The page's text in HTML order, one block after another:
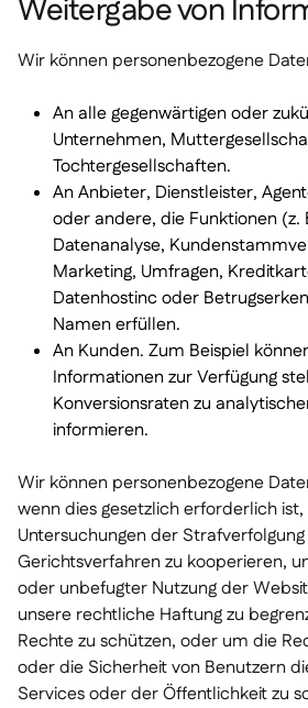
Weitergabe von
Wir können personenbezogene
An alle gegenwärtigen oder
Unternehmen,
Tochtergesellschaften.
An Anbieter, Dienstleister,
oder andere, die Funktionen (z.
Datenanalyse,
Marketing, Umfragen,
Datenhostinc oder
Namen erfüllen.
An Kunden. Zum Beispiel
Informationen zur Verfügung
Konversionsraten zu
informieren.
Wir können personenbezogene
wenn dies gesetzlich erforderlich
Untersuchungen der
Gerichtsverfahren zu kooperieren,
oder unbefugter Nutzung der
unsere rechtliche Haftung zu
Rechte zu schützen, oder um die
oder die Sicherheit von Benutzern
Services oder der Öffentlichkeit zu